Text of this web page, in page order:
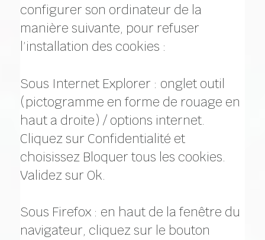
configurer son ordinateur de la
manière suivante, pour refuser
l’installation des cookies :
Sous Internet Explorer : onglet outil
(pictogramme en forme de rouage en
haut a droite) / options internet.
Cliquez sur Confidentialité et
choisissez Bloquer tous les cookies.
Validez sur Ok.
Sous Firefox : en haut de la fenêtre du
navigateur, cliquez sur le bouton